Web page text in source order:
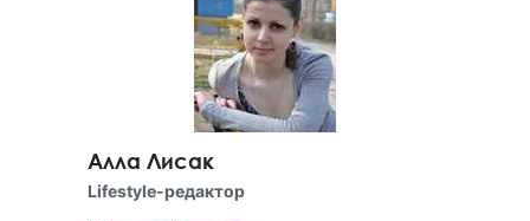
Алла Лисак
Lifestyle-редактор